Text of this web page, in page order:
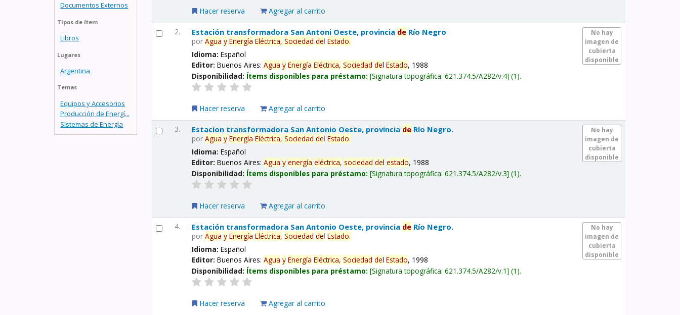
Documentos Externos
Tipos de ítem
Libros
Lugares
Argentina
Temas
Equipos y Accesorios
Producción de Energí...
Sistemas de Energía
Hacer reserva Agregar al carrito
2.
No hay
imagen de
cubierta
disponible
Estación transformadora San Antoni Oeste, provincia de Río Negro
porAgua y Energía Eléctrica, Sociedad delEstado.
Idioma:Español
Editor:Buenos Aires:Agua y Energía Eléctrica, Sociedad delEstado, 1988
Disponibilidad: Ítems disponibles para préstamo: Signatura topográfica:621.374.5/A282/v.4 (1).
Hacer reserva Agregar al carrito
3.
No hay
imagen de
cubierta
disponible
Estacion transformadora San Antonio Oeste, provincia de Río Negro.
porAgua y Energía Eléctrica, Sociedad delEstado.
Idioma:Español
Editor:Buenos Aires:Agua y energía eléctrica, sociedad delestado, 1988
Disponibilidad: Ítems disponibles para préstamo: Signatura topográfica:621.374.5/A282/v.3 (1).
Hacer reserva Agregar al carrito
4.
No hay
imagen de
cubierta
disponible
Estación transformadora San Antonio Oeste, provincia de Río Negro.
porAgua y Energía Eléctrica, Sociedad delEstado.
Idioma:Español
Editor:Buenos Aires:Agua y Energía Eléctrica, Sociedad delEstado, 1998
Disponibilidad: Ítems disponibles para préstamo: Signatura topográfica:621.374.5/A282/v.1 (1).
Hacer reserva Agregar al carrito